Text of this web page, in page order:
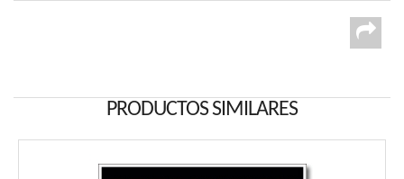
PRODUCTOS SIMILARES